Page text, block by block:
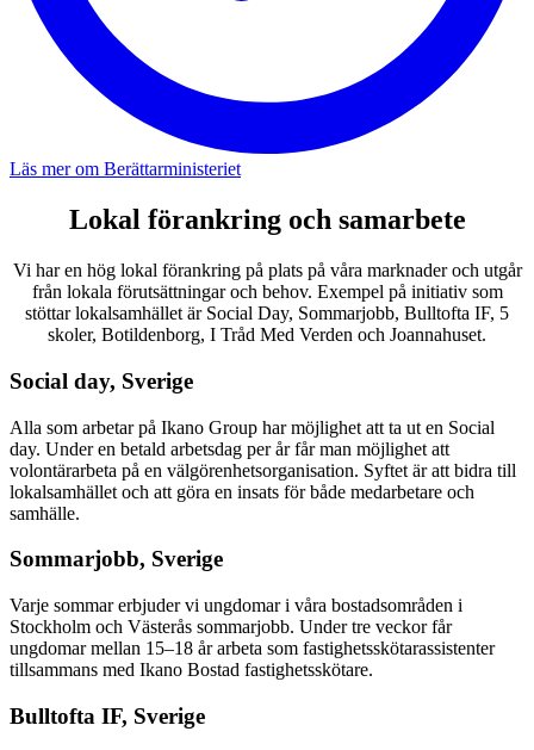
Läs mer om Berättarministeriet
Lokal förankring och samarbete
Vi har en hög lokal förankring på plats på våra marknader och utgår
från lokala förutsättningar och behov. Exempel på initiativ som
stöttar lokalsamhället är Social Day, Sommarjobb, Bulltofta IF, 5
skoler, Botildenborg, I Tråd Med Verden och Joannahuset.
Social day, Sverige
Alla som arbetar på Ikano Group har möjlighet att ta ut en Social
day. Under en betald arbetsdag per år får man möjlighet att
volontärarbeta på en välgörenhetsorganisation. Syftet är att bidra till
lokalsamhället och att göra en insats för både medarbetare och
samhälle.
Sommarjobb, Sverige
Varje sommar erbjuder vi ungdomar i våra bostadsområden i
Stockholm och Västerås sommarjobb. Under tre veckor får
ungdomar mellan 15–18 år arbeta som fastighetsskötarassistenter
tillsammans med Ikano Bostad fastighetsskötare.
Bulltofta IF, Sverige